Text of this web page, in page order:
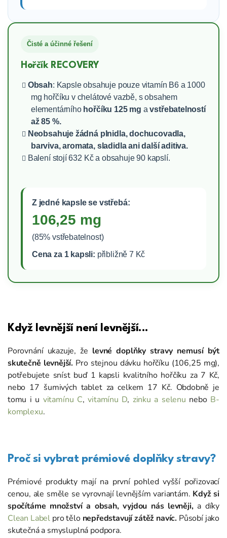
Čisté a účinné řešení
Hořčík RECOVERY
Obsah: Kapsle obsahuje pouze vitamín B6 a 1000
mg hořčíku v chelátové vazbě, s obsahem
elementárního hořčíku 125 mg avstřebatelností
až 85 %.
Neobsahuje žádná plnidla, dochucovadla,
barviva, aromata, sladidla ani další aditiva.
Balení stojí 632 Kč a obsahuje 90 kapslí.
Z jedné kapsle se vstřebá:
106,25 mg
(85% vstřebatelnost)
Cena za 1 kapsli: přibližně 7 Kč
Když levnější není levnější...
Porovnání ukazuje, že levné doplňky stravy nemusí být
skutečně levnější. Pro stejnou dávku hořčíku (106,25 mg),
potřebujete sníst buď 1 kapsli kvalitního hořčíku za 7 Kč,
nebo 17 šumivých tablet za celkem 17 Kč. Obdobně je
tomu i u vitamínu C,vitamínu D, zinku a selenu nebo B-
komplexu.
Proč si vybrat prémiové doplňky stravy?
Prémiové produkty mají na první pohled vyšší pořizovací
cenou, ale směle se vyrovnají levnějším variantám. Když si
spočítáme množství a obsah, vyjdou nás levněji,a díky
Clean Label pro tělo nepředstavují zátěž navíc. Působí jako
skutečná a smysluplná podpora.